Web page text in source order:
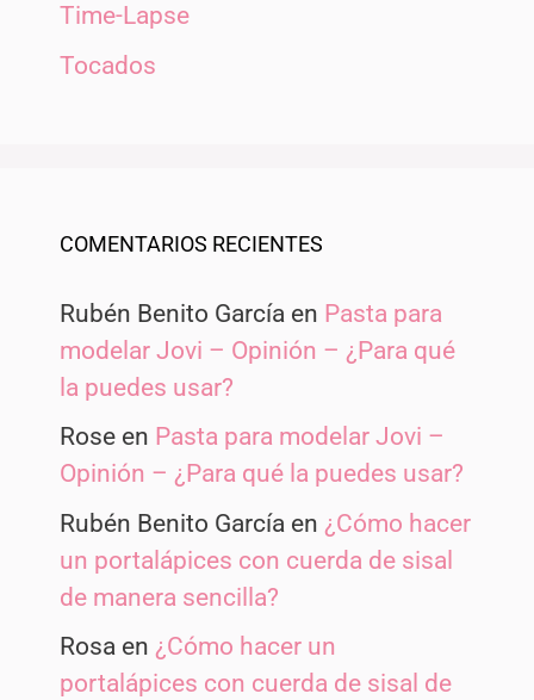
Time-Lapse
Tocados
COMENTARIOS RECIENTES
Rubén Benito García en Pasta para
modelar Jovi – Opinión – ¿Para qué
la puedes usar?
Rose en Pasta para modelar Jovi –
Opinión – ¿Para qué la puedes usar?
Rubén Benito García en ¿Cómo hacer
un portalápices con cuerda de sisal
de manera sencilla?
Rosa en ¿Cómo hacer un
portalápices con cuerda de sisal de